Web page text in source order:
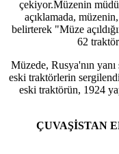
çekiyor.Müzenin
açıklamada,
belirterek "Müze
62
Müzede, Rusya'nın
eski traktörlerin
eski traktörün, 1924
ÇUVAŞİSTAN